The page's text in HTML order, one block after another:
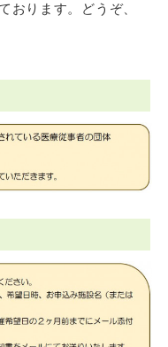
ります。どうぞ、